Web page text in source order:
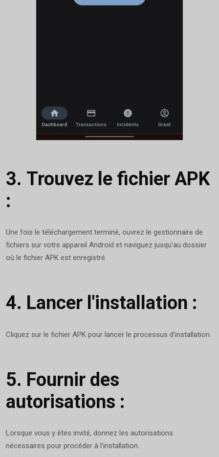
3. Trouvez le fichier APK
:
Une fois le téléchargement terminé, ouvrez le gestionnaire de
fichiers sur votre appareil Android et naviguez jusqu'au dossier
où le fichier APK est enregistré.
4. Lancer l'installation :
Cliquez sur le fichier APK pour lancer le processus d'installation.
5. Fournir des
autorisations :
Lorsque vous y êtes invité, donnez les autorisations
nécessaires pour procéder à l'installation.